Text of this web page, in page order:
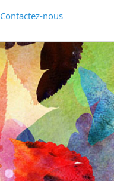
Contactez-nous